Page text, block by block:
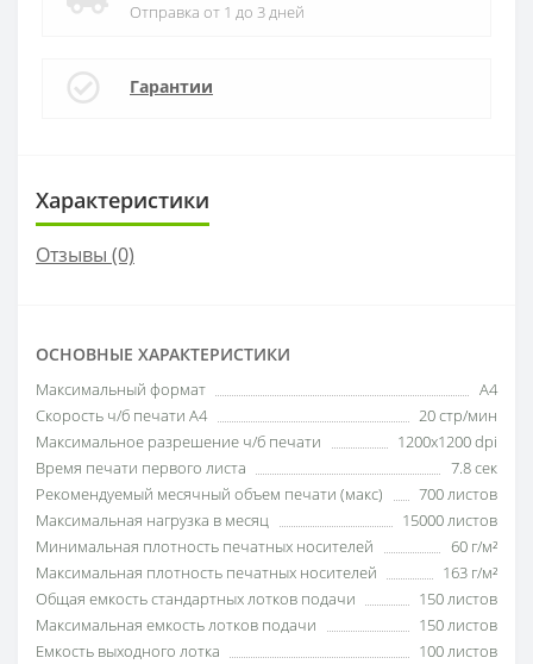
Отправка от 1 до 3 дней
Гарантии
Характеристики
Отзывы (0)
ОСНОВНЫЕ ХАРАКТЕРИСТИКИ
Максимальный формат
A4
Скорость ч/б печати A4
20 стр/мин
Максимальное разрешение ч/б печати
1200x1200 dpi
Время печати первого листа
7.8 сек
Рекомендуемый месячный объем печати (макс)
700 листов
Максимальная нагрузка в месяц
15000 листов
Минимальная плотность печатных носителей
60 г/м²
Максимальная плотность печатных носителей
163 г/м²
Общая емкость стандартных лотков подачи
150 листов
Максимальная емкость лотков подачи
150 листов
Емкость выходного лотка
100 листов